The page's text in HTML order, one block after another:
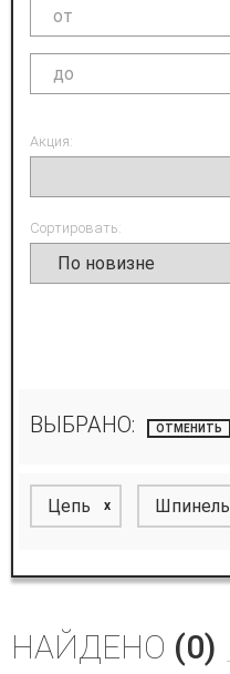
Акция:
Сортировать:
ВЫБРАНО: ОТМЕНИТЬ
Цепь x Шпинель
НАЙДЕНО (0)